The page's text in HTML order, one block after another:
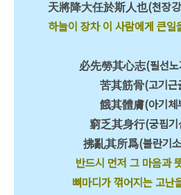
天將降大任於斯人也(천장강
하늘이 장차 이 사람에게 큰일
必先勞其心志(필선노
苦其筋骨(고기근
餓其體膚(아기체
窮乏其身行(궁핍기
拂亂其所爲(불란기
반드시 먼저 그 마음과
뼈마디가 꺾어지는 고난